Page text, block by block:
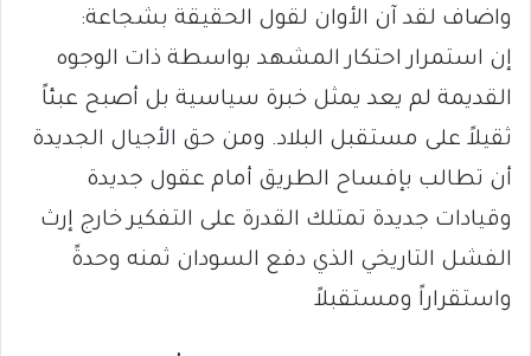
واضاف لقد آن الأوان لقول الحقيقة بشجاعة:
إن استمرار احتكار المشهد بواسطة ذات الوجوه
القديمة لم يعد يمثل خبرة سياسية بل أصبح عبئاً
ثقيلاً على مستقبل البلاد. ومن حق الأجيال الجديدة
أن تطالب بإفساح الطريق أمام عقول جديدة
وقيادات جديدة تمتلك القدرة على التفكير خارج إرث
الفشل التاريخي الذي دفع السودان ثمنه وحدةً
واستقراراً ومستقبلاً